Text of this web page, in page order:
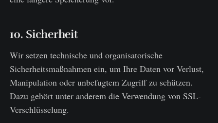
10. Sicherheit
Wir setzen technische und organisatorische
Sicherheitsmaßnahmen ein, um Ihre Daten vor Verlust,
Manipulation oder unbefugtem Zugriff zu schützen.
Dazu gehört unter anderem die Verwendung von SSL-
Verschlüsselung.